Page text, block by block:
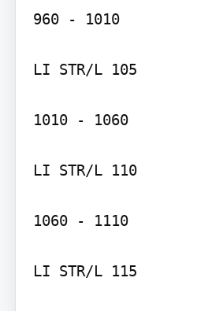
960 - 1010
LI STR/L 105
1010 - 1060
LI STR/L 110
1060 - 1110
LI STR/L 115